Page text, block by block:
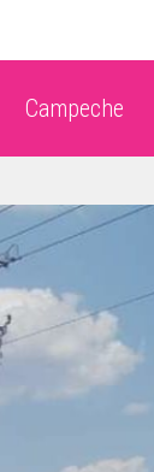
Campeche